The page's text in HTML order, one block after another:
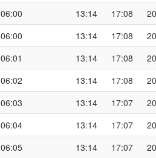
06:00 13:14 17:08
06:00 13:14 17:08
06:01 13:14 17:08
06:02 13:14 17:08
06:03 13:14 17:07
06:04 13:14 17:07
06:05 13:14 17:07